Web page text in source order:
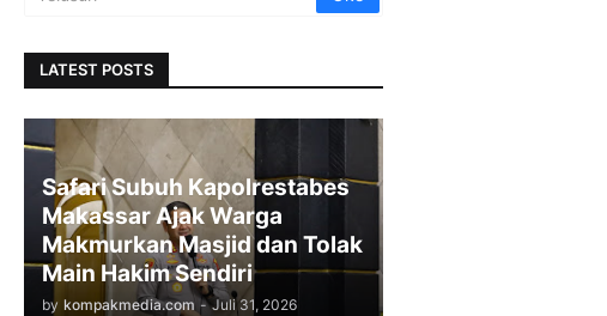
LATEST POSTS
Safari Subuh Kapolrestabes
Makassar Ajak Warga
Makmurkan Masjid dan Tolak
Main Hakim Sendiri
by kompakmedia.com - Juli 31, 2026